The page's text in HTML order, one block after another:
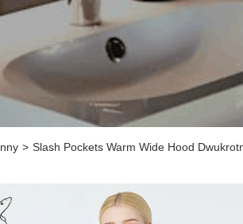
> Slash Pockets Warm Wide Hood